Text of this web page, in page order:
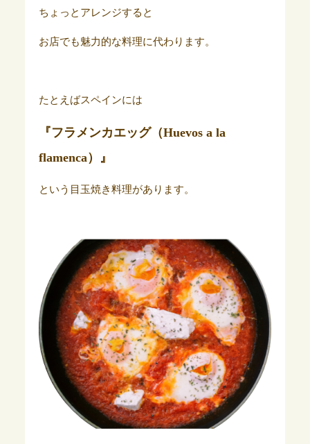
ちょっとアレンジすると
お店でも魅力的な料理に代わります。
たとえばスペインには
『フラメンカエッグ（Huevos a la
flamenca）』
という目玉焼き料理があります。